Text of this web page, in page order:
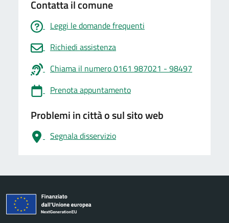
Contatta il comune
Leggi le domande frequenti
Richiedi assistenza
Chiama il numero 0161 987021 - 98497
Prenota appuntamento
Problemi in città o sul sito web
Segnala disservizio
logo Unione Europea